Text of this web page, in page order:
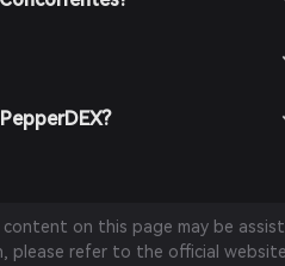
content on this page may be
please refer to the official